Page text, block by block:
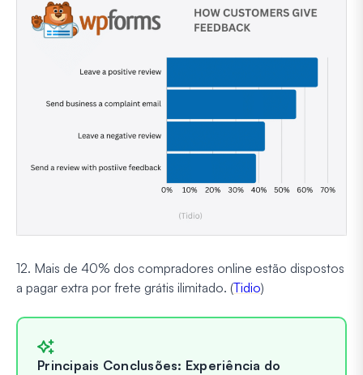
12. Mais de 40% dos compradores online estão dispostos
a pagar extra por frete grátis ilimitado. (Tidio)
Principais Conclusões: Experiência do